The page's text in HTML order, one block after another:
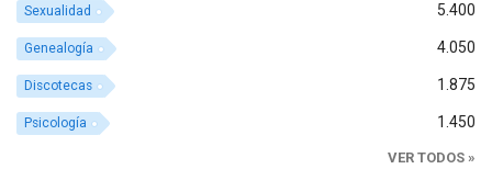
5.400
Sexualidad
4.050
Genealogía
1.875
Discotecas
1.450
Psicología
VER TODOS »